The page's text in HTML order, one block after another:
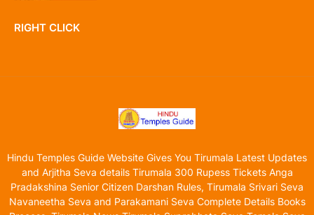
RIGHT CLICK
Hindu Temples Guide Website Gives You Tirumala Latest Updates
and Arjitha Seva details Tirumala 300 Rupess Tickets Anga
Pradakshina Senior Citizen Darshan Rules, Tirumala Srivari Seva
Navaneetha Seva and Parakamani Seva Complete Details Books